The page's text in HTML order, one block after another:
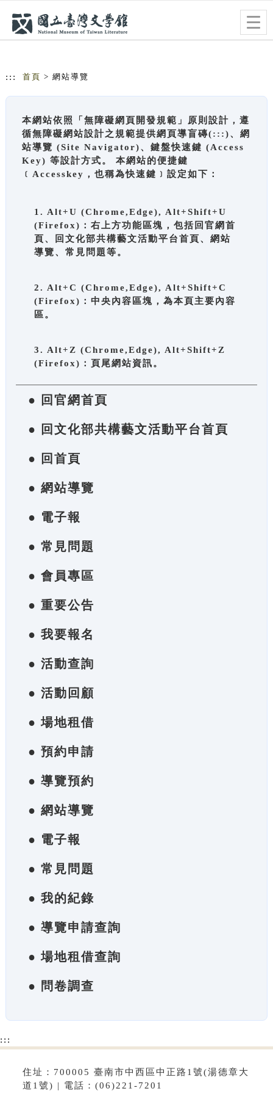
::: 首頁 > 網站導覽
本網站依照「無障礙網頁開發規範」原則設計，遵
循無障礙網站設計之規範提供網頁導盲磚(:::)、網
站導覽 (Site Navigator)、鍵盤快速鍵 (Access
Key) 等設計方式。 本網站的便捷鍵
﹝Accesskey，也稱為快速鍵﹞設定如下：
1. Alt+U (Chrome,Edge), Alt+Shift+U
(Firefox)：右上方功能區塊，包括回官網首
頁、回文化部共構藝文活動平台首頁、網站
導覽、常見問題等。
2. Alt+C (Chrome,Edge), Alt+Shift+C
(Firefox)：中央內容區塊，為本頁主要內容
區。
3. Alt+Z (Chrome,Edge), Alt+Shift+Z
(Firefox)：頁尾網站資訊。
● 回官網首頁
● 回文化部共構藝文活動平台首頁
● 回首頁
● 網站導覽
● 電子報
● 常見問題
● 會員專區
● 重要公告
● 我要報名
● 活動查詢
● 活動回顧
● 場地租借
● 預約申請
● 導覽預約
● 網站導覽
● 電子報
● 常見問題
● 我的紀錄
● 導覽申請查詢
● 場地租借查詢
● 問卷調查
:::
住址：700005 臺南市中西區中正路1號(湯德章大
道1號) | 電話：(06)221-7201